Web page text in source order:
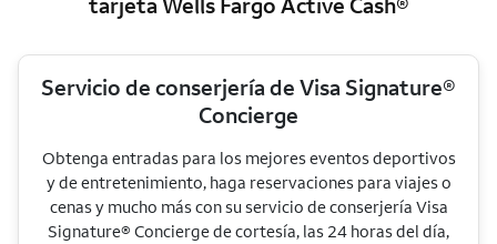
Servicio de conserjería de Visa Signature®
Concierge
Obtenga entradas para los mejores eventos deportivos
y de entretenimiento, haga reservaciones para viajes o
cenas y mucho más con su servicio de conserjería Visa
Signature® Concierge de cortesía, las 24 horas del día,